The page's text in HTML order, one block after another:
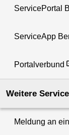
ServicePortal
ServiceApp
Portalverbund
Weitere
Meldung an